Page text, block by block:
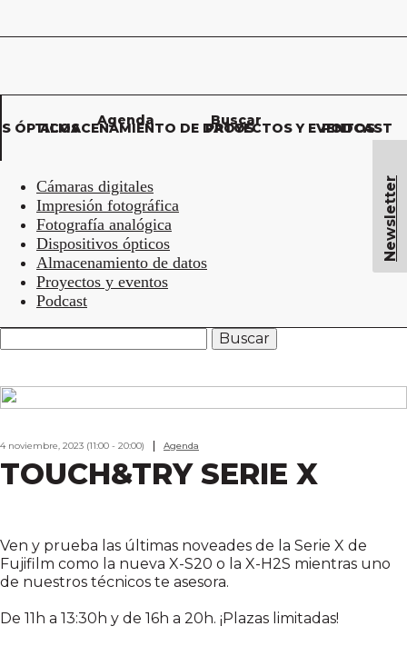
ÓPTICOS
ALMACENAMIENTO DE DATOSPROYECTOS Y EVENTOS
PODCAST
Cámaras digitales
Impresión fotográfica
Fotografía analógica
Dispositivos ópticos
Almacenamiento de datos
Proyectos y eventos
Podcast
Agenda Buscar
4 noviembre, 2023 (11:00 - 20:00) Agenda
TOUCH&TRY SERIE X
Ven y prueba las últimas noveades de la Serie X de
Fujifilm como la nueva X-S20 o la X-H2S mientras uno
de nuestros técnicos te asesora.
De 11h a 13:30h y de 16h a 20h. ¡Plazas limitadas!
Newsletter